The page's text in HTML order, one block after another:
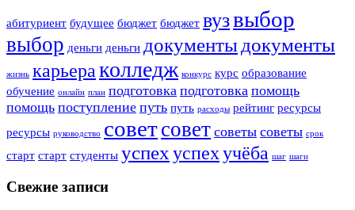
абитуриент будущее бюджет бюджет вузвыбор
выбор деньги деньги документы документы
жизнь карьера колледж конкурс курс образование
обучение онлайн план подготовка подготовка помощь
помощь поступление путь путь расходы рейтинг ресурсы
ресурсы руководство советсовет советы советы срок
старт старт студенты успехуспехучёба шаг шаги
Свежие записи